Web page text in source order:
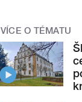
VÍCE O TÉMATU